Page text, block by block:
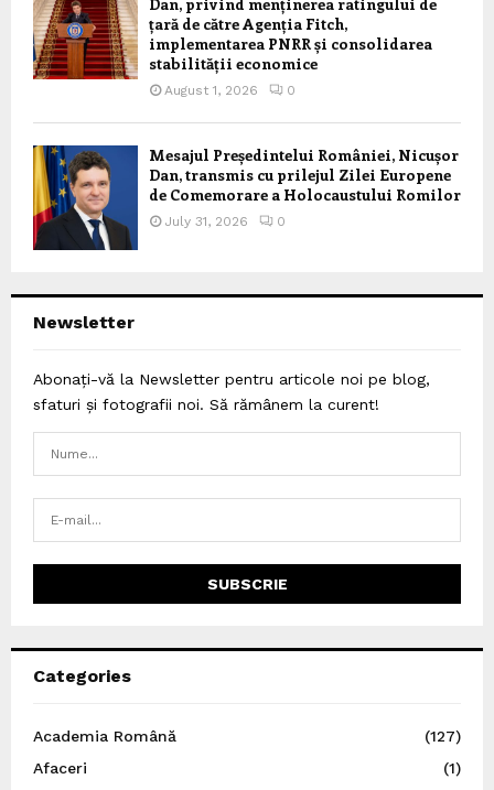
Dan, privind menținerea ratingului de
țară de către Agenția Fitch,
implementarea PNRR și consolidarea
stabilității economice
August 1, 2026 0
Mesajul Președintelui României, Nicușor
Dan, transmis cu prilejul Zilei Europene
de Comemorare a Holocaustului Romilor
July 31, 2026 0
Newsletter
Abonați-vă la Newsletter pentru articole noi pe blog,
sfaturi și fotografii noi. Să rămânem la curent!
Categories
Academia Română
(127)
Afaceri
(1)